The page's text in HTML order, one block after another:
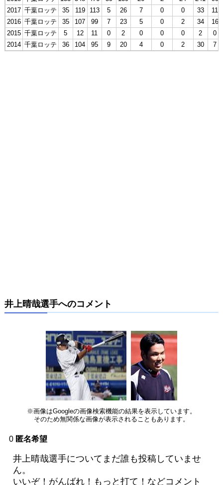
2017 千葉ロッテ 35 119 113 5 26 7 0 0 33
11
2016 千葉ロッテ 35 107 99 7 23 5 0 2 34
16
2015 千葉ロッテ 5 12 11 0 2 0 0 0 2
0
2014 千葉ロッテ 36 104 95 9 20 4 0 2 30 7
井上晴哉選手へのコメント
※画像はGoogleの画像検索機能の結果を表示しています。
そのため無関係な画像が表示されることもあります。
0 匿名希望
井上晴哉選手についてまだ誰も投稿していませ
ん。
いいぞ！がんばれ！もっと打て！などコメント